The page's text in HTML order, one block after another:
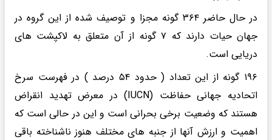
در حال حاضر ۳۶۴ گونه مجزا و توصیف شده از این گروه در
جهان حیات دارند که ۷ گونه از آن متعلق به لاکپشت های
دریایی است.
۱۹۶ گونه از این تعداد ( حدود ۵۴ درصد ) در فهرست سرخ
اتحادیه جهانی حفاظت (IUCN) در معرض تهدید انقراض
هستند که وضعیت برخی بحرانی است و این در حالی است که
اهمیت و ارزش آنها از جنبه های مختلف هنوز ناشناخته باقی